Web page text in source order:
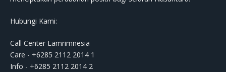
Hubungi Kami:
Call Center Lamrimnesia
Care - +6285 2112 2014 1
Info - +6285 2112 2014 2